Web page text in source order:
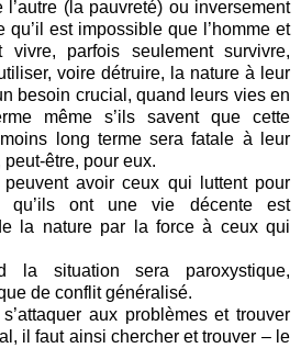
(la pauvreté) ou inversement
qu’il est impossible que l’homme et
vivre, parfois seulement survivre,
voire détruire, la nature à leur
besoin crucial, quand leurs vies en
même s’ils savent que cette
long terme sera fatale à leur
être, pour eux.
avoir ceux qui luttent pour
qu’ils ont une vie décente est
la nature par la force à ceux qui
la situation sera paroxystique,
de conflit généralisé.
aux problèmes et trouver
il faut ainsi chercher et trouver – le